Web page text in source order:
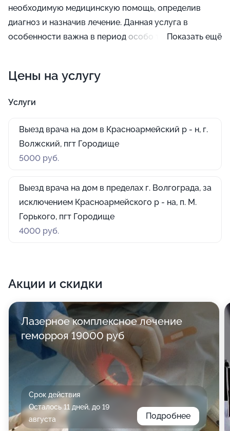
необходимую медицинскую помощь, определив
диагноз и назначив лечение. Данная услуга в
особенности важна в период особо тяжелыхПоказать ещё
Цены на услугу
Услуги
Выезд врача на дом в Красноармейский р - н, г.
Волжский, пгт Городище
5000 руб.
Выезд врача на дом в пределах г. Волгограда, за
исключением Красноармейского р - на, п. М.
Горького, пгт Городище
4000 руб.
Акции и скидки
Лазерное комплексное лечение
геморроя 19000 руб
Срок действия
Осталось 11 дней, до 19
августа
Подробнее